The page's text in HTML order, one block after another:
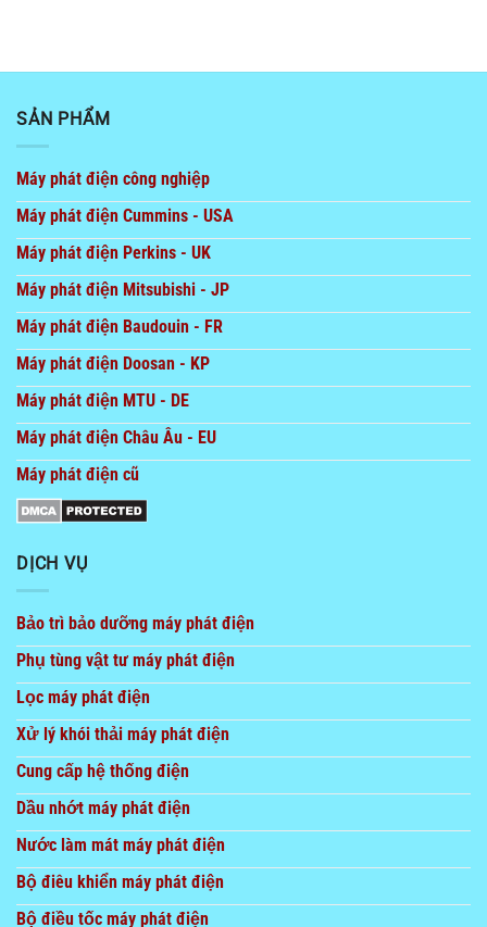
SẢN PHẨM
Máy phát điện công nghiệp
Máy phát điện Cummins - USA
Máy phát điện Perkins - UK
Máy phát điện Mitsubishi - JP
Máy phát điện Baudouin - FR
Máy phát điện Doosan - KP
Máy phát điện MTU - DE
Máy phát điện Châu Âu - EU
Máy phát điện cũ
DỊCH VỤ
Bảo trì bảo dưỡng máy phát điện
Phụ tùng vật tư máy phát điện
Lọc máy phát điện
Xử lý khói thải máy phát điện
Cung cấp hệ thống điện
Dầu nhớt máy phát điện
Nước làm mát máy phát điện
Bộ điêu khiển máy phát điện
Bộ điều tốc máy phát điện